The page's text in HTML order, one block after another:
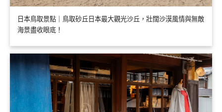
日本鳥取景點｜鳥取砂丘日本最大觀光沙丘，壯闊沙漠風情與無敵
海景盡收眼底！